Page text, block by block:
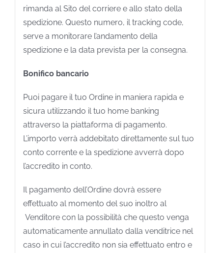
rimanda al Sito del corriere e allo stato della
spedizione. Questo numero, il tracking code,
serve a monitorare l’andamento della
spedizione e la data prevista per la consegna.
Bonifico bancario
Puoi pagare il tuo Ordine in maniera rapida e
sicura utilizzando il tuo home banking
attraverso la piattaforma di pagamento.
L’importo verrà addebitato direttamente sul tuo
conto corrente e la spedizione avverrà dopo
l’accredito in conto.
Il pagamento dell’Ordine dovrà essere
effettuato al momento del suo inoltro al
Venditore con la possibilità che questo venga
automaticamente annullato dalla venditrice nel
caso in cui l’accredito non sia effettuato entro e